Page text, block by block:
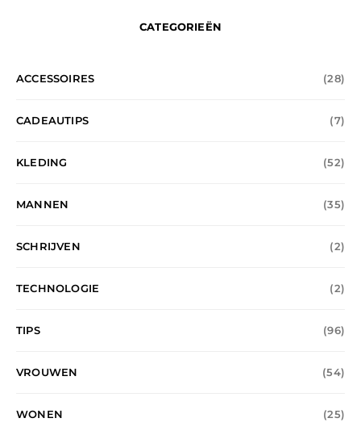
CATEGORIEËN
ACCESSOIRES (28)
CADEAUTIPS (7)
KLEDING (52)
MANNEN (35)
SCHRIJVEN (2)
TECHNOLOGIE (2)
TIPS (96)
VROUWEN (54)
WONEN (25)